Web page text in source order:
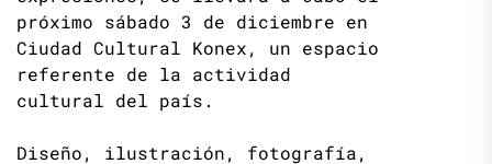
próximo sábado 3 de diciembre en
Ciudad Cultural Konex, un espacio
referente de la actividad
cultural del país.
Diseño, ilustración, fotografía,